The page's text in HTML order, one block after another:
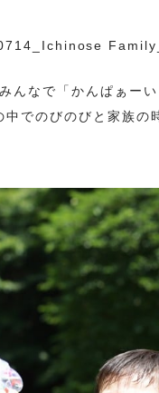
んなで「かんぱぁーい
中でのびのびと家族の